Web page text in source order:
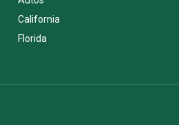
California
Florida